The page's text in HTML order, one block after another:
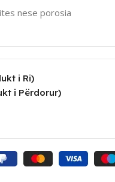
nese porosia
i Ri)
i Përdorur)